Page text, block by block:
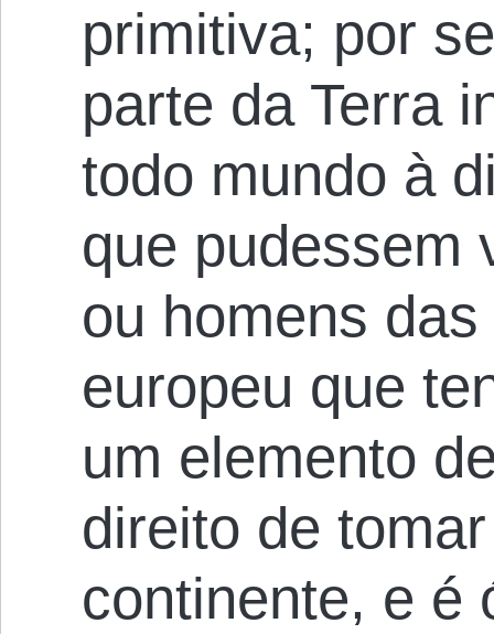
primitiva; por
parte da Terra
todo mundo à
que pudessem
ou homens
europeu que
um elemento
direito de
continente, e é